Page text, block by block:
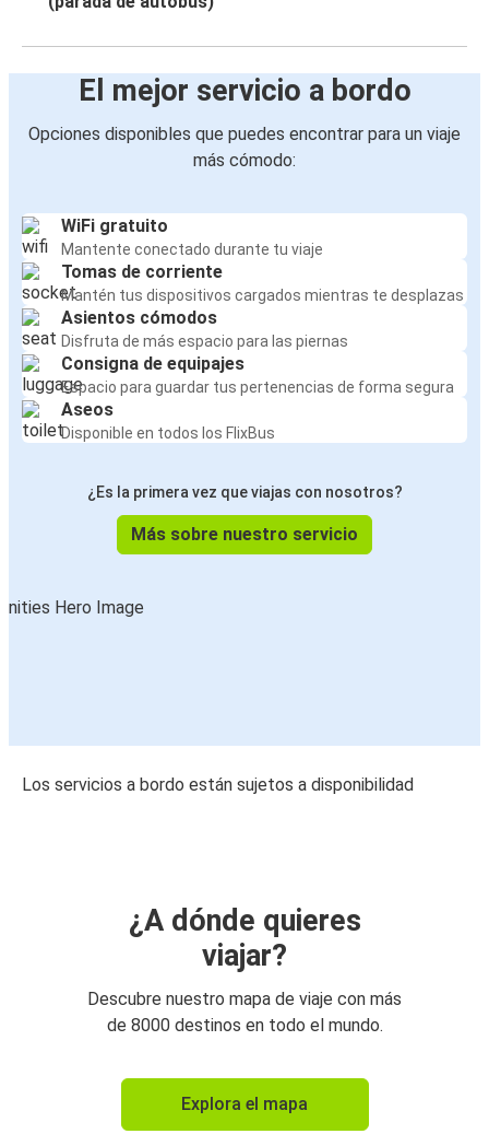
El mejor servicio a bordo
Opciones disponibles que puedes encontrar para un viaje
más cómodo:
WiFi gratuito
Mantente conectado durante tu viaje
Tomas de corriente
Mantén tus dispositivos cargados mientras te desplazas
Asientos cómodos
Disfruta de más espacio para las piernas
Consigna de equipajes
Espacio para guardar tus pertenencias de forma segura
Aseos
Disponible en todos los FlixBus
¿Es la primera vez que viajas con nosotros?
Más sobre nuestro servicio
Los servicios a bordo están sujetos a disponibilidad
¿A dónde quieres
viajar?
Descubre nuestro mapa de viaje con más
de 8000 destinos en todo el mundo.
Explora el mapa